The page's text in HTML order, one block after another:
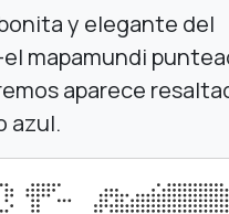
y elegante del
mapamundi
aparece
azul.